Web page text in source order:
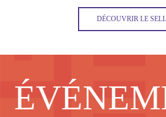
DÉCOUVRIR LE SELL